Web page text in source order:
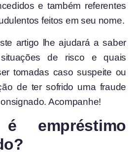
e também referentes
feitos em seu nome.
artigo lhe ajudará a saber
de risco e quais
tomadas caso suspeite ou
de ter sofrido uma fraude
Acompanhe!
empréstimo